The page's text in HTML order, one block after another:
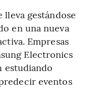
lleva gestándose
en una nueva
Empresas
Electronics
estudiando
eventos